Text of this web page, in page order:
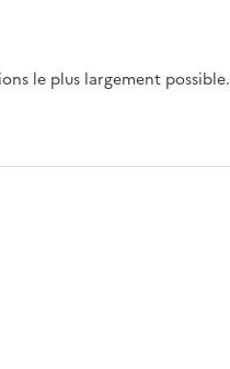
le plus largement possible.